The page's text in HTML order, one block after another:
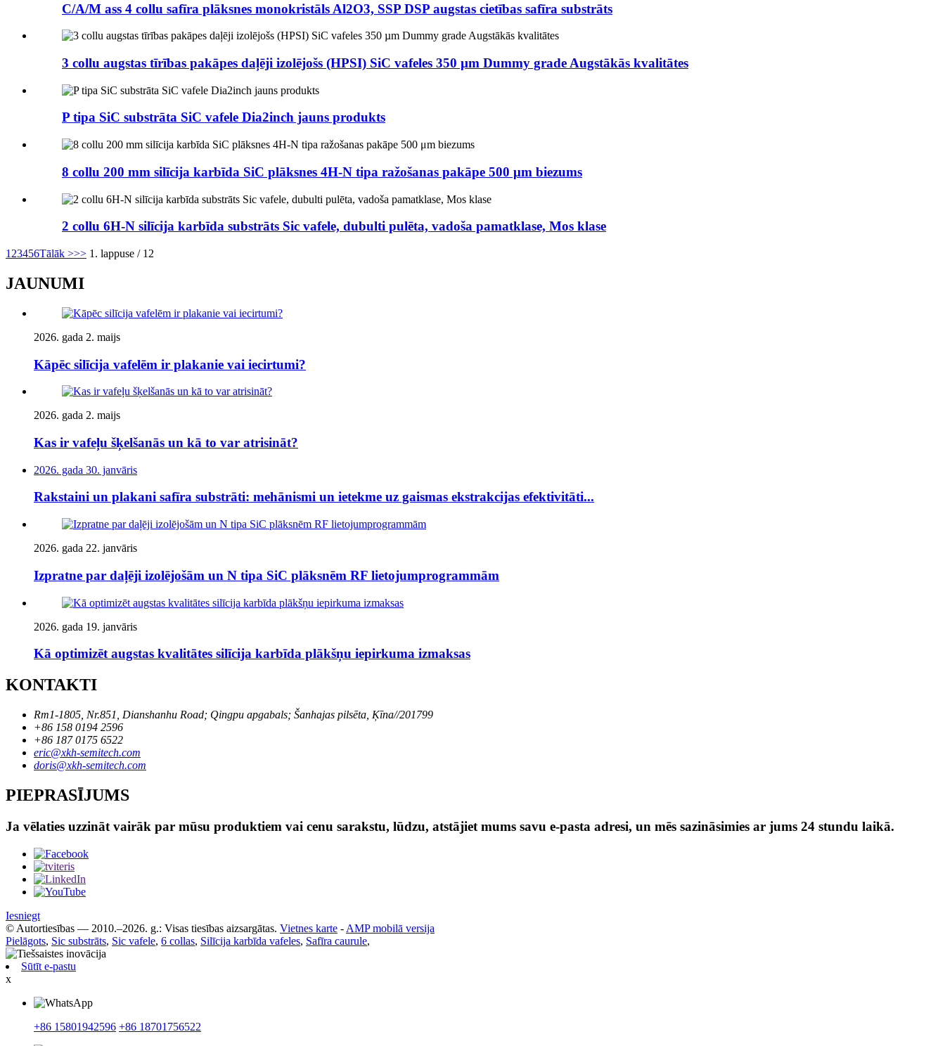
C/A/M ass 4 collu safīra plāksnes monokristāls Al2O3, SSP DSP augstas cietības safīra substrāts
3 collu augstas tīrības pakāpes daļēji izolējošs (HPSI) SiC vafeles 350 µm Dummy grade Augstākās kvalitātes
P tipa SiC substrāta SiC vafele Dia2inch jauns produkts
8 collu 200 mm silīcija karbīda SiC plāksnes 4H-N tipa ražošanas pakāpe 500 μm biezums
2 collu 6H-N silīcija karbīda substrāts Sic vafele, dubulti pulēta, vadoša pamatklase, Mos klase
1 23456Tālāk >>> 1. lappuse / 12
JAUNUMI
2026. gada 2. maijs
Kāpēc silīcija vafelēm ir plakanie vai iecirtumi?
2026. gada 2. maijs
Kas ir vafeļu šķelšanās un kā to var atrisināt?
2026. gada 30. janvāris
Rakstaini un plakani safīra substrāti: mehānismi un ietekme uz gaismas ekstrakcijas efektivitāti...
2026. gada 22. janvāris
Izpratne par daļēji izolējošām un N tipa SiC plāksnēm RF lietojumprogrammām
2026. gada 19. janvāris
Kā optimizēt augstas kvalitātes silīcija karbīda plākšņu iepirkuma izmaksas
KONTAKTI
Rm1-1805, Nr.851, Dianshanhu Road; Qingpu apgabals; Šanhajas pilsēta, Ķīna//201799
+86 158 0194 2596
+86 187 0175 6522
eric@xkh-semitech.com
doris@xkh-semitech.com
PIEPRASĪJUMS
Ja vēlaties uzzināt vairāk par mūsu produktiem vai cenu sarakstu, lūdzu, atstājiet mums savu e-pasta adresi, un mēs sazināsimies ar jums 24 stundu laikā.
Iesniegt
© Autortiesības — 2010.–2026. g.: Visas tiesības aizsargātas. Vietnes karte - AMP mobilā versija
Pielāgots, Sic substrāts, Sic vafele, 6 collas, Silīcija karbīda vafeles, Safīra caurule,
Sūtīt e-pastu
x
+86 15801942596 +86 18701756522